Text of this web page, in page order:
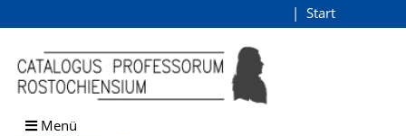
Browsen
direkt zum Inhalt
Start
Menü